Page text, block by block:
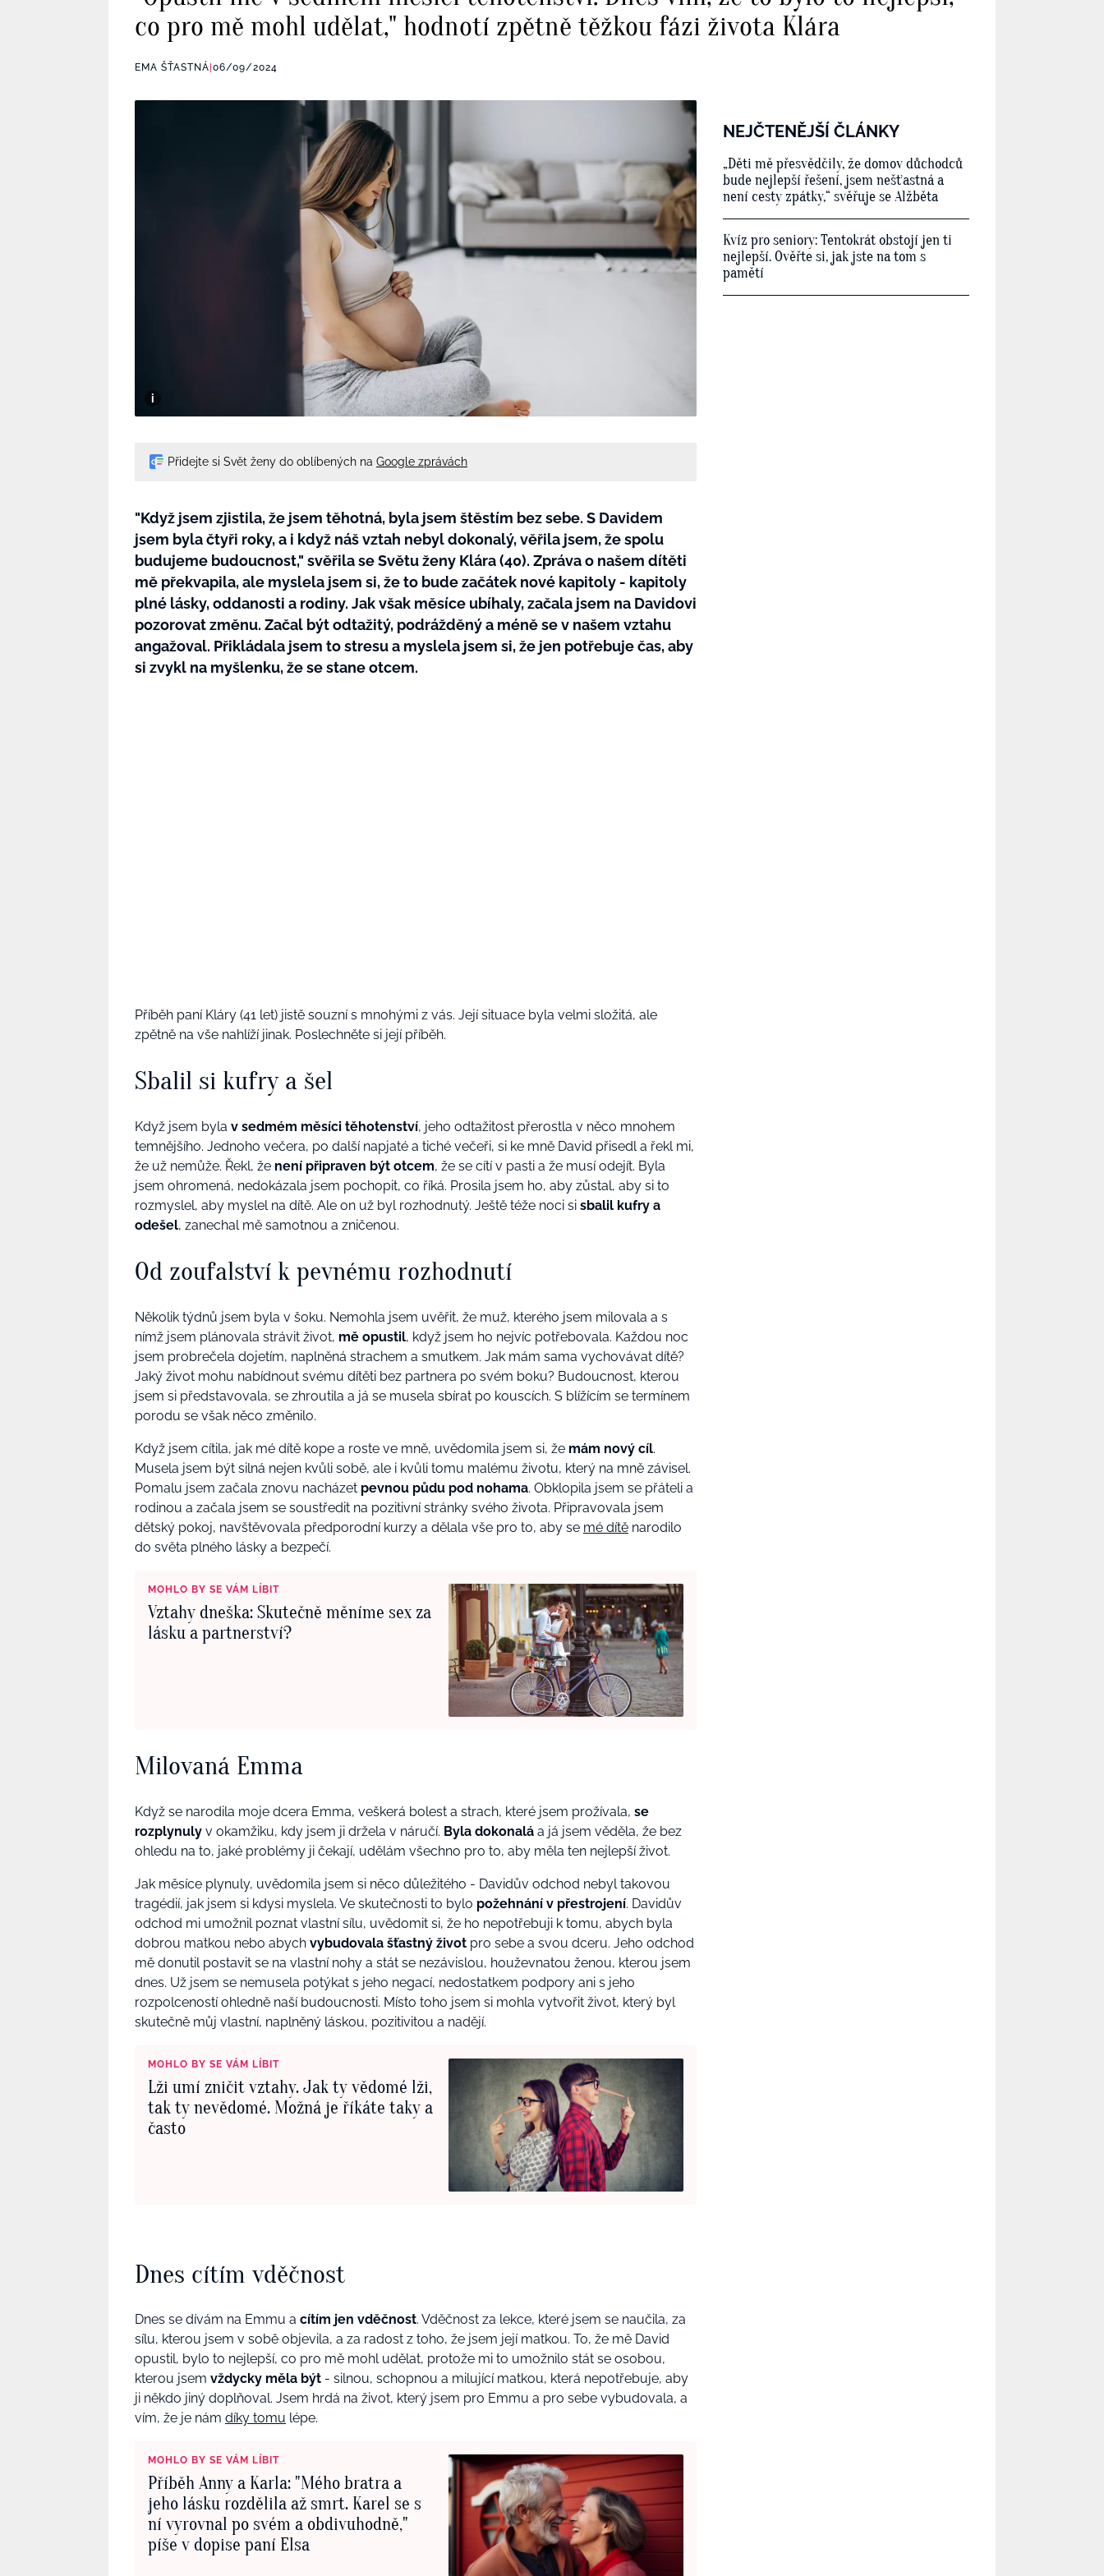
co pro mě mohl udělat," hodnotí zpětně těžkou fázi života Klára
EMA ŠŤASTNÁ 06/09/2024
Přidejte si Svět ženy do oblíbených na Google zprávách
"Když jsem zjistila, že jsem těhotná, byla jsem štěstím bez sebe. S Davidem
jsem byla čtyři roky, a i když náš vztah nebyl dokonalý, věřila jsem, že spolu
budujeme budoucnost," svěřila se Světu ženy Klára (40). Zpráva o našem dítěti
mě překvapila, ale myslela jsem si, že to bude začátek nové kapitoly - kapitoly
plné lásky, oddanosti a rodiny. Jak však měsíce ubíhaly, začala jsem na Davidovi
pozorovat změnu. Začal být odtažitý, podrážděný a méně se v našem vztahu
angažoval. Přikládala jsem to stresu a myslela jsem si, že jen potřebuje čas, aby
si zvykl na myšlenku, že se stane otcem.
Příběh paní Kláry (41 let) jistě souzní s mnohými z vás. Její situace byla velmi složitá, ale
zpětně na vše nahlíží jinak. Poslechněte si její příběh.
Sbalil si kufry a šel
Když jsem byla v sedmém měsíci těhotenství, jeho odtažitost přerostla v něco mnohem
temnějšího. Jednoho večera, po další napjaté a tiché večeři, si ke mně David přisedl a řekl mi,
že už nemůže. Řekl, že není připraven být otcem, že se cítí v pasti a že musí odejít. Byla
jsem ohromená, nedokázala jsem pochopit, co říká. Prosila jsem ho, aby zůstal, aby si to
rozmyslel, aby myslel na dítě. Ale on už byl rozhodnutý. Ještě téže noci si sbalil kufry a
odešel, zanechal mě samotnou a zničenou.
Od zoufalství k pevnému rozhodnutí
Několik týdnů jsem byla v šoku. Nemohla jsem uvěřit, že muž, kterého jsem milovala a s
nímž jsem plánovala strávit život, mě opustil, když jsem ho nejvíc potřebovala. Každou noc
jsem probrečela dojetím, naplněná strachem a smutkem. Jak mám sama vychovávat dítě?
Jaký život mohu nabídnout svému dítěti bez partnera po svém boku? Budoucnost, kterou
jsem si představovala, se zhroutila a já se musela sbírat po kouscích. S blížícím se termínem
porodu se však něco změnilo.
Když jsem cítila, jak mé dítě kope a roste ve mně, uvědomila jsem si, že mám nový cíl.
Musela jsem být silná nejen kvůli sobě, ale i kvůli tomu malému životu, který na mně závisel.
Pomalu jsem začala znovu nacházet pevnou půdu pod nohama. Obklopila jsem se přáteli a
rodinou a začala jsem se soustředit na pozitivní stránky svého života. Připravovala jsem
dětský pokoj, navštěvovala předporodní kurzy a dělala vše pro to, aby se mé dítě narodilo
do světa plného lásky a bezpečí.
MOHLO BY SE VÁM LÍBIT
Vztahy dneška: Skutečně měníme sex za
lásku a partnerství?
Milovaná Emma
Když se narodila moje dcera Emma, veškerá bolest a strach, které jsem prožívala, se
rozplynuly v okamžiku, kdy jsem ji držela v náručí. Byla dokonalá a já jsem věděla, že bez
ohledu na to, jaké problémy ji čekají, udělám všechno pro to, aby měla ten nejlepší život.
Jak měsíce plynuly, uvědomila jsem si něco důležitého - Davidův odchod nebyl takovou
tragédií, jak jsem si kdysi myslela. Ve skutečnosti to bylo požehnání v přestrojení. Davidův
odchod mi umožnil poznat vlastní sílu, uvědomit si, že ho nepotřebuji k tomu, abych byla
dobrou matkou nebo abych vybudovala šťastný život pro sebe a svou dceru. Jeho odchod
mě donutil postavit se na vlastní nohy a stát se nezávislou, houževnatou ženou, kterou jsem
dnes. Už jsem se nemusela potýkat s jeho negací, nedostatkem podpory ani s jeho
rozpolceností ohledně naší budoucnosti. Místo toho jsem si mohla vytvořit život, který byl
skutečně můj vlastní, naplněný láskou, pozitivitou a nadějí.
MOHLO BY SE VÁM LÍBIT
Lži umí zničit vztahy. Jak ty vědomé lži,
tak ty nevědomé. Možná je říkáte taky a
často
Dnes cítím vděčnost
Dnes se dívám na Emmu a cítím jen vděčnost. Vděčnost za lekce, které jsem se naučila, za
sílu, kterou jsem v sobě objevila, a za radost z toho, že jsem její matkou. To, že mě David
opustil, bylo to nejlepší, co pro mě mohl udělat, protože mi to umožnilo stát se osobou,
kterou jsem vždycky měla být - silnou, schopnou a milující matkou, která nepotřebuje, aby
ji někdo jiný doplňoval. Jsem hrdá na život, který jsem pro Emmu a pro sebe vybudovala, a
vím, že je nám díky tomu lépe.
MOHLO BY SE VÁM LÍBIT
Příběh Anny a Karla: "Mého bratra a
jeho lásku rozdělila až smrt. Karel se s
ní vyrovnal po svém a obdivuhodně,"
píše v dopise paní Elsa
NEJČTENĚJŠÍ ČLÁNKY
„Děti mě přesvědčily, že domov důchodců
bude nejlepší řešení, jsem nešťastná a
není cesty zpátky,“ svěřuje se Alžběta
Kvíz pro seniory: Tentokrát obstojí jen ti
nejlepší. Ověřte si, jak jste na tom s
pamětí